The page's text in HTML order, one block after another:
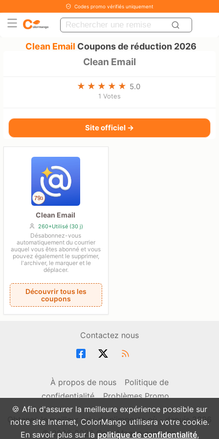
🍪 Afin d'assurer la meilleure expérience possible sur
notre site Internet, ColorMango utilisera votre cookie.
En savoir plus sur la politique de confidentialité,
Codes promo vérifiés uniquement
Clean Email Coupons de réduction 2026
Clean Email
5.0
1 Votes
Site officiel →
Clean Email
260+Utilisé (30 j)
Désabonnez-vous
automatiquement du courrier
auquel vous êtes abonné et vous
pouvez également le supprimer,
l'archiver, le marquer et le
déplacer.
Découvrir tous les
coupons
Contactez nous
À propos de nous
Politique de
confidentialité
Problèmes Promo
Obtenez le meilleur prix de n'importe où - depuis 2006
© 2006-2026 ColorMango.com, Inc.